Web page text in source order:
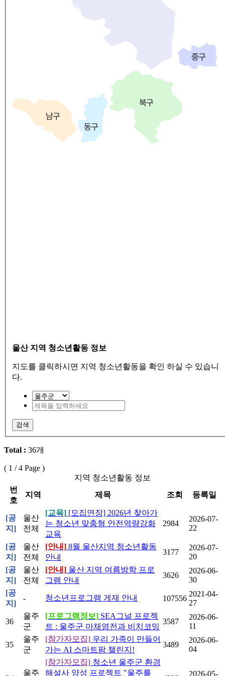
울산 지역 청소년활동 정보
지도를 클릭하시면 지역 청소년활동을 확인 하실 수 있습니
다.
검색
Total : 36개
( 1 / 4 Page )
지역 청소년활동 정보
번
호
지역 제목 조회 등록일
[공
지]
울산
전체
[교육] [모집연장] 2026년 찾아가
는 청소년 맞춤형 안전역량강화
교육
2984
2026-07-
22
[공
지]
울산
전체
[안내] 8월 울산지역 청소년활동
안내
3177
2026-07-
20
[공
지]
울산
전체
[안내] 울산 지역 여름방학 프로
그램 안내
3626
2026-06-
30
[공
지]
- 청소년프로그램 게재 안내 107556
2021-04-
27
36
울주
군
[프로그램정보] SEA그널 프로젝
트 : 울주군 마채염전과 비치코밍
3587
2026-06-
11
35
울주
군
[참가자모집] 우리 가족이 만들어
가는 AI 스마트팜 챌린지!
3489
2026-06-
04
울주
[참가자모집] 청소년 울주군 환경
해설사 양성 프로젝트 "울주를
2026-05-